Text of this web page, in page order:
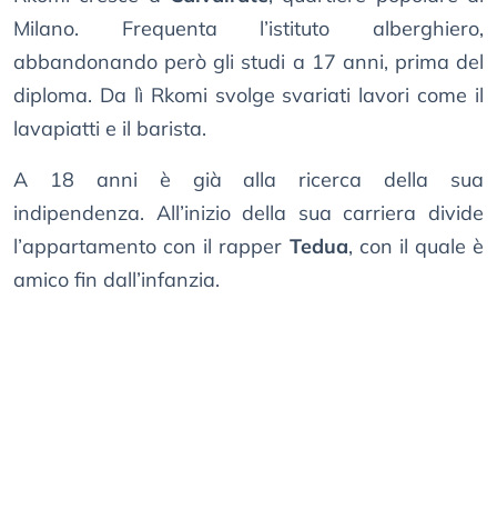
Milano. Frequenta l’istituto alberghiero,
abbandonando però gli studi a 17 anni, prima del
diploma. Da lì Rkomi svolge svariati lavori come il
lavapiatti e il barista.
A 18 anni è già alla ricerca della sua
indipendenza. All’inizio della sua carriera divide
l’appartamento con il rapper Tedua, con il quale è
amico fin dall’infanzia.